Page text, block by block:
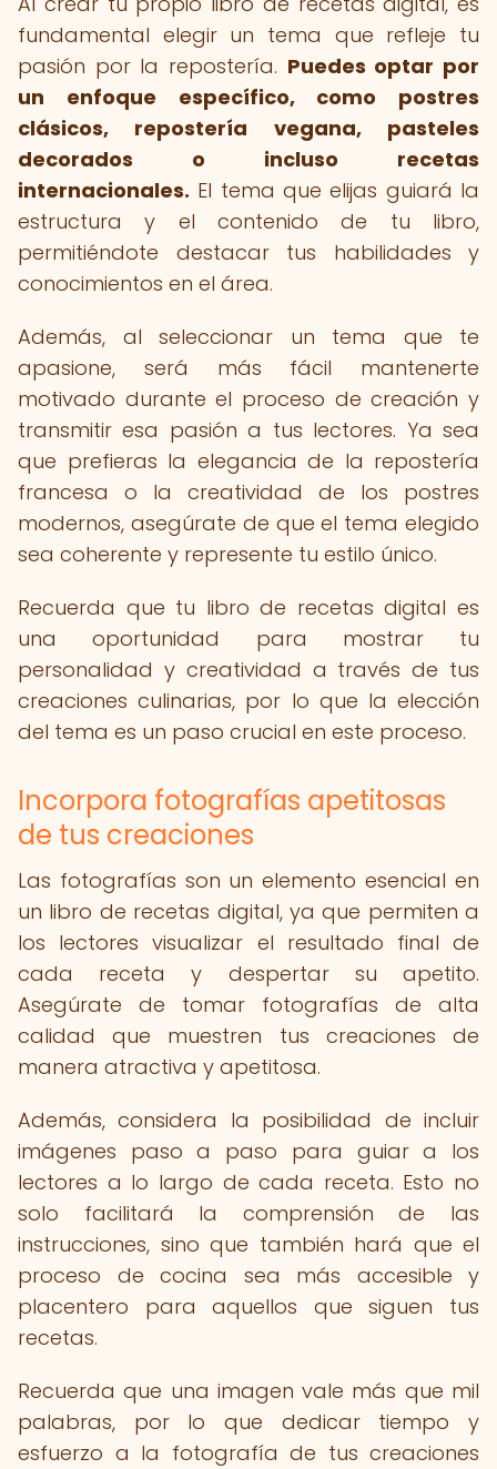
fundamental elegir un tema que refleje tu
pasión por la repostería. Puedes optar por
un enfoque específico, como postres
clásicos, repostería vegana, pasteles
decorados o incluso recetas
internacionales. El tema que elijas guiará la
estructura y el contenido de tu libro,
permitiéndote destacar tus habilidades y
conocimientos en el área.
Además, al seleccionar un tema que te
apasione, será más fácil mantenerte
motivado durante el proceso de creación y
transmitir esa pasión a tus lectores. Ya sea
que prefieras la elegancia de la repostería
francesa o la creatividad de los postres
modernos, asegúrate de que el tema elegido
sea coherente y represente tu estilo único.
Recuerda que tu libro de recetas digital es
una oportunidad para mostrar tu
personalidad y creatividad a través de tus
creaciones culinarias, por lo que la elección
del tema es un paso crucial en este proceso.
Incorpora fotografías apetitosas
de tus creaciones
Las fotografías son un elemento esencial en
un libro de recetas digital, ya que permiten a
los lectores visualizar el resultado final de
cada receta y despertar su apetito.
Asegúrate de tomar fotografías de alta
calidad que muestren tus creaciones de
manera atractiva y apetitosa.
Además, considera la posibilidad de incluir
imágenes paso a paso para guiar a los
lectores a lo largo de cada receta. Esto no
solo facilitará la comprensión de las
instrucciones, sino que también hará que el
proceso de cocina sea más accesible y
placentero para aquellos que siguen tus
recetas.
Recuerda que una imagen vale más que mil
palabras, por lo que dedicar tiempo y
esfuerzo a la fotografía de tus creaciones